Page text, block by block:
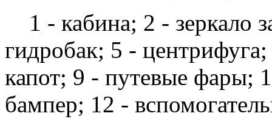
1 - кабина; 2 - зеркало
гидробак; 5 -
капот; 9 - путевые фары;
бампер; 12 -